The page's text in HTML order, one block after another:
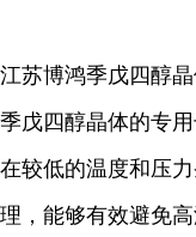
江苏博鸿季戊四醇
季戊四醇晶体的专
在较低的温度和压
理，能够有效避免